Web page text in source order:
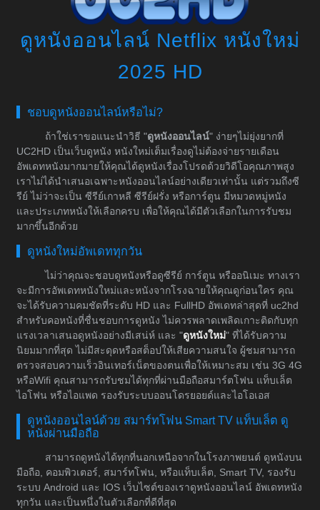
ดูหนังออนไลน์ Netflix หนังใหม่
2025 HD
ชอบดูหนังออนไลน์หรือไม่?
ถ้าใช่เราขอแนะนำวิธี "ดูหนังออนไลน์" ง่ายๆไม่ยุ่งยากที่
UC2HD เป็นเว็บดูหนัง หนังใหม่เต็มเรื่องดูไม่ต้องจ่ายรายเดือน
อัพเดทหนังมากมายให้คุณได้ดูหนังเรื่องโปรดด้วยวิดีโอคุณภาพสูง
เราไม่ได้นำเสนอเฉพาะหนังออนไลน์อย่างเดียวเท่านั้น แต่รวมถึงซี
รีย์ ไม่ว่าจะเป็น ซีรีย์เกาหลี ซีรีย์ฝรั่ง หรือการ์ตูน มีหมวดหมู่หนัง
และประเภทหนังให้เลือกครบ เพื่อให้คุณได้มีตัวเลือกในการรับชม
มากขึ้นอีกด้วย
ดูหนังใหม่อัพเดททุกวัน
ไม่ว่าคุณจะชอบดูหนังหรือดูซีรีย์ การ์ตูน หรืออนิเมะ ทางเรา
จะมีการอัพเดทหนังใหม่และหนังจากโรงฉายให้คุณดูก่อนใคร คุณ
จะได้รับความคมชัดที่ระดับ HD และ FullHD อัพเดทล่าสุดที่ uc2hd
สำหรับคอหนังที่ชื่นชอบการดูหนัง ไม่ควรพลาดเพลิดเกาะติดกับทุก
แรงเวลาเสนอดูหนังอย่างมีเสน่ห์ และ "ดูหนังใหม่" ที่ได้รับความ
นิยมมากที่สุด ไม่มีสะดุดหรือสต็อปให้เสียความสนใจ ผู้ชมสามารถ
ตรวจสอบความเร็วอินเทอร์เน็ตของตนเพื่อให้เหมาะสม เช่น 3G 4G
หรือWifi คุณสามารถรับชมได้ทุกที่ผ่านมือถือสมาร์ตโฟน แท็บเล็ต
ไอโฟน หรือไอแพด รองรับระบบออนโดรยอยด์และไอโอเอส
ดูหนังออนไลน์ด้วย สมาร์ทโฟน Smart TV แท็บเล็ต ดู
หนังผ่านมือถือ
สามารถดูหนังได้ทุกที่นอกเหนือจากในโรงภาพยนต์ ดูหนังบน
มือถือ, คอมพิวเตอร์, สมาร์ทโฟน, หรือแท็บเล็ต, Smart TV, รองรับ
ระบบ Android และ IOS เว็บไซต์ของเราดูหนังออนไลน์ อัพเดทหนัง
ทุกวัน และเป็นหนึ่งในตัวเลือกที่ดีที่สุด